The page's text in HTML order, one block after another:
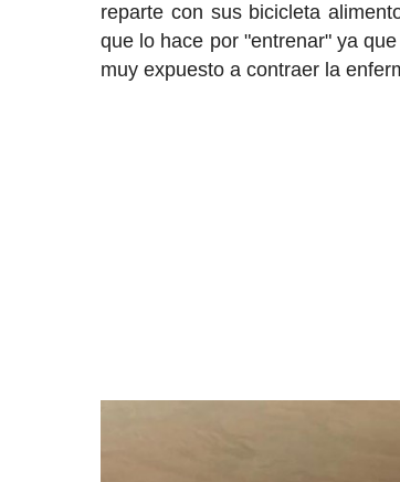
reparte con sus bicicleta
que lo hace por "entrenar" ya
muy expuesto a contraer la